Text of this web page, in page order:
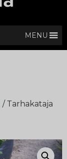
MENU
/ Tarhakataja